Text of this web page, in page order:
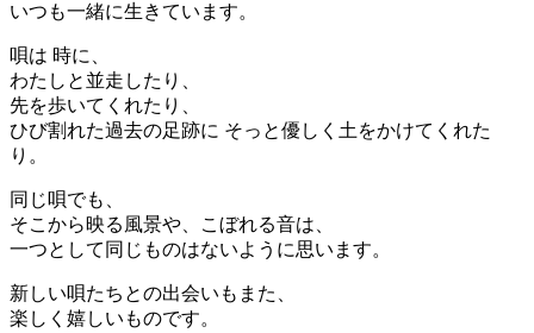
いつも一緒に生きています。
唄は 時に、
わたしと並走したり、
先を歩いてくれたり、
ひび割れた過去の足跡に そっと優しく土をかけてくれた
り。
同じ唄でも、
そこから映る風景や、こぼれる音は、
一つとして同じものはないように思います。
新しい唄たちとの出会いもまた、
楽しく嬉しいものです。